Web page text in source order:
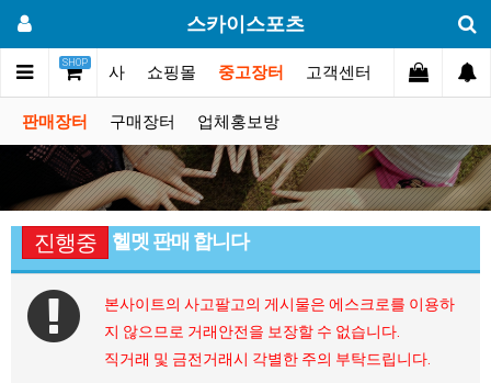
스카이스포츠
SHOP
리 대회.행사 쇼핑몰 중고장터 고객센터
판매장터 구매장터 업체홍보방
진행중 헬멧 판매 합니다
본사이트의 사고팔고의 게시물은 에스크로를 이용하
지 않으므로 거래안전을 보장할 수 없습니다.
직거래 및 금전거래시 각별한 주의 부탁드립니다.